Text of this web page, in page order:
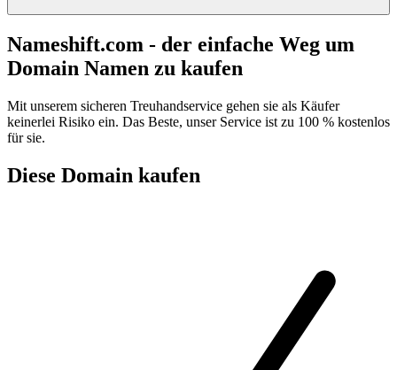
Nameshift.com - der einfache Weg um
Domain Namen zu kaufen
Mit unserem sicheren Treuhandservice gehen sie als Käufer
keinerlei Risiko ein. Das Beste, unser Service ist zu 100 % kostenlos
für sie.
Diese Domain kaufen